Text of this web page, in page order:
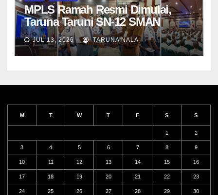
MPLS Ramah Resmi Dimulai,
Taruna Taruni SN-12 SMAN
Taruna Nala Jawa Timur Siap
Menjalani Tahun Ajaran Baru
JUL 13, 2026 TARUNA NALA
M T W T F S S
1 2
3 4 5 6 7 8 9
10 11 12 13 14 15 16
17 18 19 20 21 22 23
24 25 26 27 28 29 30